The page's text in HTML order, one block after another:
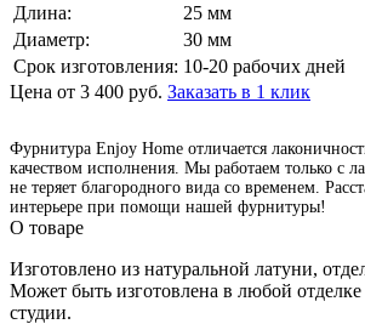
Длина:
25 мм
Диаметр:
30 мм
Срок изготовления: 10-20 рабочих дней
Цена от 3 400 руб. Заказать в 1 клик
Фурнитура Enjoy Home отличается
качеством исполнения. Мы работаем только с
не теряет благородного вида со временем.
интерьере при помощи нашей фурнитуры!
О товаре
Изготовлено из натуральной латуни,
Может быть изготовлена в любой отделке
студии.